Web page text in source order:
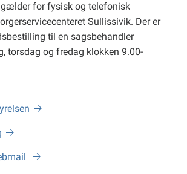
for fysisk og telefonisk
Sullissivik. Der er
til en sagsbehandler
torsdag og fredag klokken 9.00-